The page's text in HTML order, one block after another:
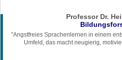
Professor Dr.
"Angstfreies Sprachenlernen in einem
Umfeld, das macht neugierig,